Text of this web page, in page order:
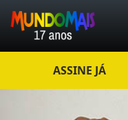
ASSINE JÁ